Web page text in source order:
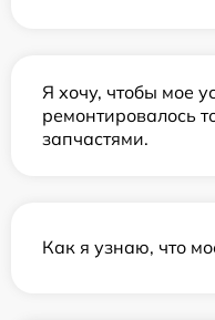
Я хочу, чтобы мое
ремонтировалось
запчастями.
Как я узнаю, что